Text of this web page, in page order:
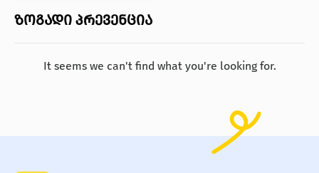
ზოგადი პრევენცია
It seems we can't find what you're looking for.